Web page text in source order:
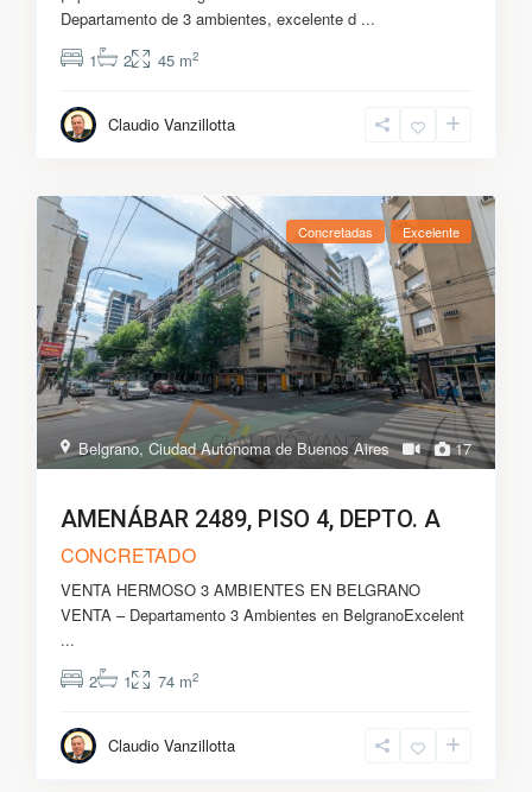
Departamento de 3 ambientes, excelente d ...
1
2 45 m2
Claudio Vanzillotta
17
Belgrano,Ciudad Autónoma de Buenos Aires
Concretadas Excelente
AMENÁBAR 2489, PISO 4, DEPTO. A
CONCRETADO
VENTA HERMOSO 3 AMBIENTES EN BELGRANO
VENTA – Departamento 3 Ambientes en BelgranoExcelent
...
2
1 74 m2
Claudio Vanzillotta